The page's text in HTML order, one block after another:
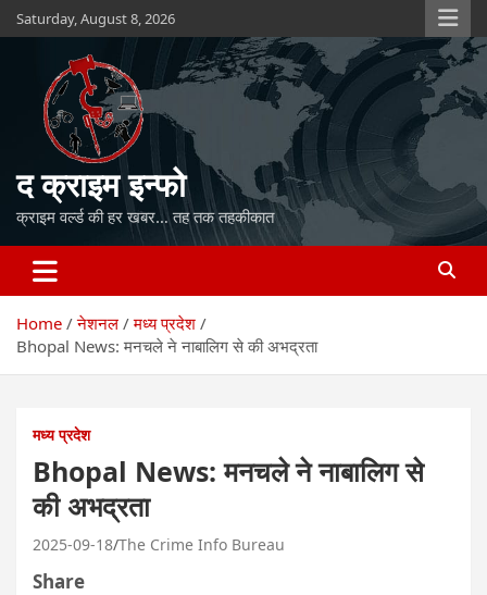
Skip
to
Saturday, August 8, 2026
द क्राइम इन्फो
क्राइम वर्ल्ड की हर खबर… तह तक तहकीकात
Home नेशनल
मध्य प्रदेश
Bhopal News: मनचले ने नाबालिग से की अभद्रता
मध्य प्रदेश
Bhopal News: मनचले ने नाबालिग से
की अभद्रता
2025-09-18 The Crime Info Bureau
Share